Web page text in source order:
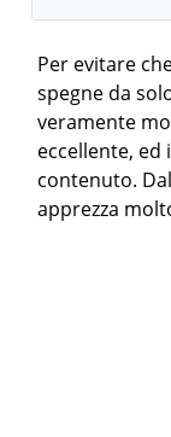
Per evitare
spegne da
veramente
eccellente,
contenuto.
apprezza